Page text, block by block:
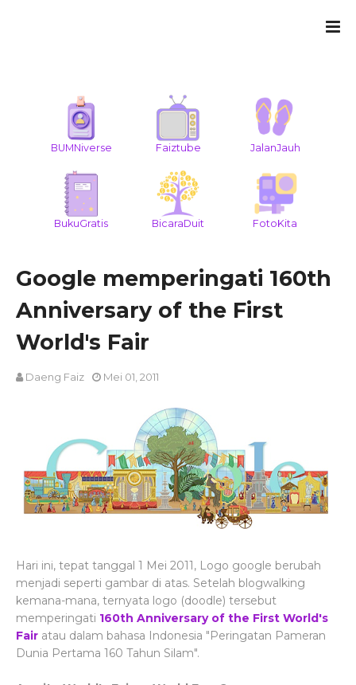
BUMNiverse Faiztube JalanJauh
BukuGratis BicaraDuit FotoKita
Google memperingati 160th
Anniversary of the First
World's Fair
Daeng Faiz Mei 01, 2011
Hari ini, tepat tanggal 1 Mei 2011, Logo google berubah
menjadi seperti gambar di atas. Setelah blogwalking
kemana-mana, ternyata logo (doodle) tersebut
memperingati 160th Anniversary of the First World's
Fair atau dalam bahasa Indonesia "Peringatan Pameran
Dunia Pertama 160 Tahun Silam".